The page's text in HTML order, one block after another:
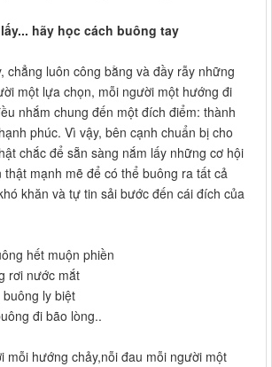
hãy học cách buông tay
chẳng luôn công bằng và đầy rẫy những
một lựa chọn, mỗi người một hướng đi
nhắm chung đến một đích điểm: thành
phúc. Vì vậy, bên cạnh chuẩn bị cho
chắc để sẵn sàng nắm lấy những cơ hội
thật mạnh mẽ để có thể buông ra tất cả
khăn và tự tin sải bước đến cái đích của
hết muộn phiền
rơi nước mắt
ly biệt
đi bão lòng..
mỗi hướng chảy,nỗi đau mỗi người một